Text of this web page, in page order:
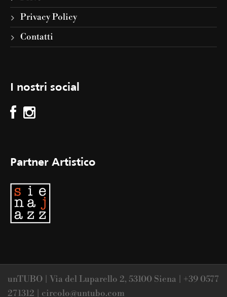
Privacy Policy
Contatti
I nostri social
Partner Artistico
unTUBO | Via del Luparello 2, 53100 Siena | +39 0577
271312 | circolo@untubo.com